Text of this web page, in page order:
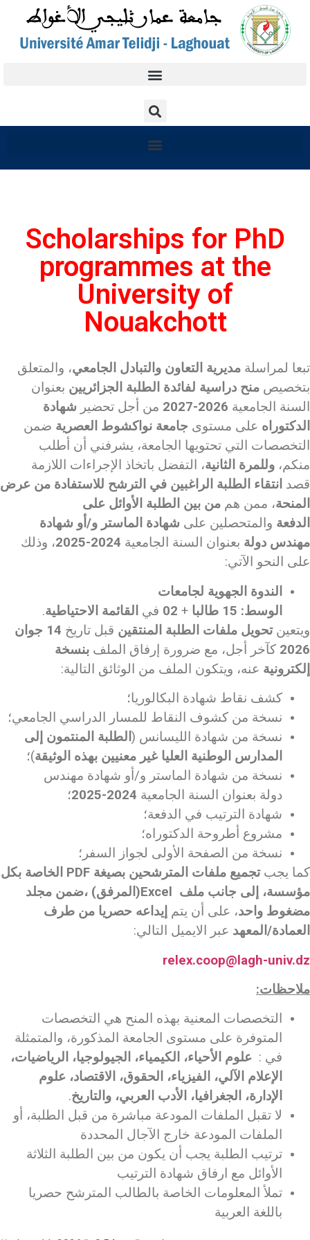
Scholarships for PhD
programmes at the
University of
Nouakchott
تبعا لمراسلة مديرية التعاون والتبادل الجامعي، والمتعلق
بتخصيص منح دراسية لفائدة الطلبة الجزائريين بعنوان
السنة الجامعية 2026-2027 من أجل تحضير شهادة
الدكتوراه على مستوى جامعة نواكشوط العصرية ضمن
التخصصات التي تحتويها الجامعة، يشرفني أن أطلب
منكم، وللمرة الثانية، التفضل باتخاذ الإجراءات اللازمة
قصد انتقاء الطلبة الراغبين في الترشح للاستفادة من عرض
المنحة، ممن هم من بين الطلبة الأوائل على
الدفعة والمتحصلين على شهادة الماستر و/أو شهادة
مهندس دولة بعنوان السنة الجامعية 2024-2025
، وذلك
على النحو الآتي:
الندوة الجهوية لجامعات
الوسط:
15 طالبا +
02 في القائمة الاحتياطية.
ويتعينتحويل ملفات الطلبة المنتقين قبل تاريخ 14 جوان
2026 كآخر أجل، مع ضرورة إرفاق الملف بنسخة
إلكترونية عنه، ويتكون الملف من الوثائق التالية:
كشف نقاط شهادة البكالوريا؛
نسخة من كشوف النقاط للمسار الدراسي الجامعي؛
نسخة من شهادة الليسانس ( الطلبة المنتمون إلى
المدارس الوطنية العليا غير معنيين بهذه الوثيقة)؛
نسخة من شهادة الماستر و/أو شهادة مهندس
دولة بعنوان السنة الجامعية 2024-2025
؛
شهادة الترتيب في الدفعة؛
مشروع أطروحة الدكتوراه؛
نسخة من الصفحة الأولى لجواز السفر؛
كما يجبتجميع ملفات المترشحين بصيغة
الخاصة بكل
مؤسسة، إلى جانب ملف
(المرفق) ،ضمن مجلد
مضغوط واحد، على أن يتم إيداعه حصريا من طرف
العمادة/المعهد عبر الايميل التالي:
relex.coop@lagh-univ.dz
ملاحظات:
التخصصات المعنية بهذه المنح هي التخصصات
المتوفرة على مستوى الجامعة المذكورة، والمتمثلة
في : علوم الأحياء، الكيمياء، الجيولوجيا، الرياضيات،
الإعلام الآلي، الفيزياء، الحقوق، الاقتصاد، علوم
الإدارة، الجغرافيا، الأدب العربي، والتاريخ.
لا تقبل الملفات المودعة مباشرة من قبل الطلبة، أو
الملفات المودعة خارج الآجال المحددة
ترتيب الطلبة يجب أن يكون من بين الطلبة الثلاثة
الأوائل مع ارفاق شهادة الترتيب
تملأ المعلومات الخاصة بالطالب المترشح حصريا
باللغة العربية